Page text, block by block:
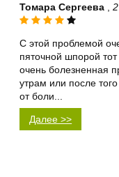
Томара Сергеева ,
С этой проблемой
пяточной шпорой
очень болезненная
утрам или после
от боли...
Далее >>